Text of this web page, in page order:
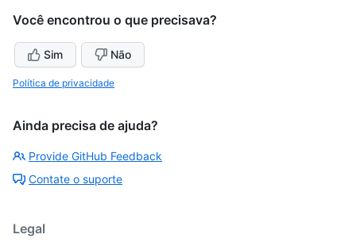
Você encontrou o que precisava?
Sim Não
Política de privacidade
Ainda precisa de ajuda?
Provide GitHub Feedback
Contate o suporte
Legal